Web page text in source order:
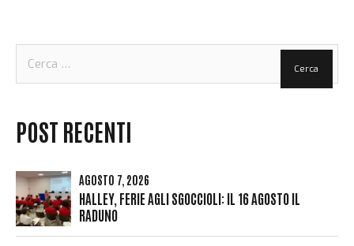
per:
POST RECENTI
AGOSTO 7, 2026
HALLEY, FERIE AGLI SGOCCIOLI: IL 16 AGOSTO IL
RADUNO